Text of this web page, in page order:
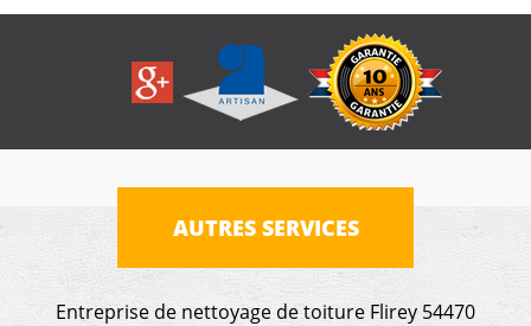
AUTRES SERVICES
Entreprise de nettoyage de toiture Flirey 54470